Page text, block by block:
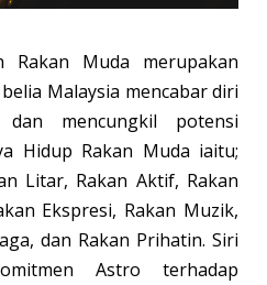
Rakan Muda merupakan
Malaysia mencabar diri
dan mencungkil potensi
Hidup Rakan Muda iaitu;
Litar, Rakan Aktif, Rakan
Ekspresi, Rakan Muzik,
dan Rakan Prihatin. Siri
Astro terhadap